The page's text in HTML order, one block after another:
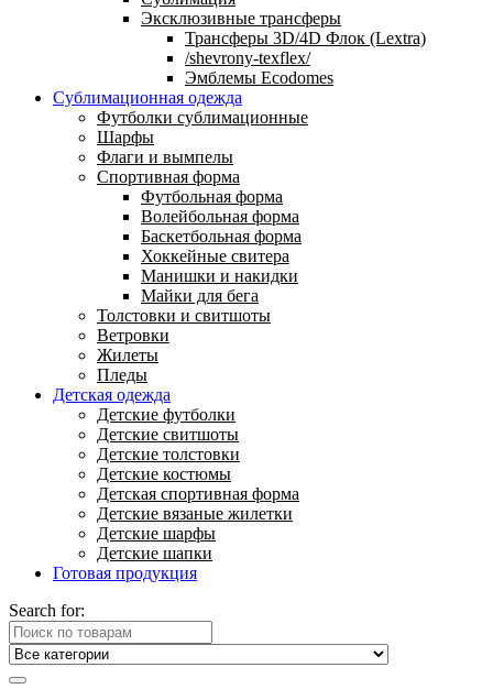
Эксклюзивные трансферы
Трансферы 3D/4D Флок (Lextra)
/shevrony-texflex/
Эмблемы Ecodomes
Сублимационная одежда
Футболки сублимационные
Шарфы
Флаги и вымпелы
Спортивная форма
Футбольная форма
Волейбольная форма
Баскетбольная форма
Хоккейные свитера
Манишки и накидки
Майки для бега
Толстовки и свитшоты
Ветровки
Жилеты
Пледы
Детская одежда
Детские футболки
Детские свитшоты
Детские толстовки
Детские костюмы
Детская спортивная форма
Детские вязаные жилетки
Детские шарфы
Детские шапки
Готовая продукция
Search for: